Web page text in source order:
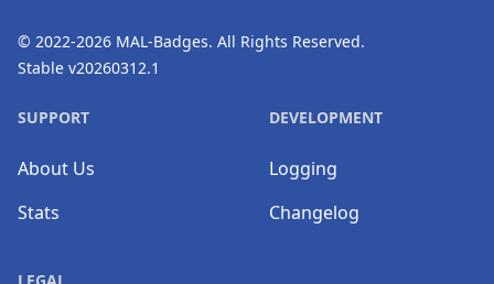
© 2022-2026 MAL-Badges. All Rights Reserved.
Stable v20260312.1
SUPPORT
About Us
Stats
DEVELOPMENT
Logging
Changelog